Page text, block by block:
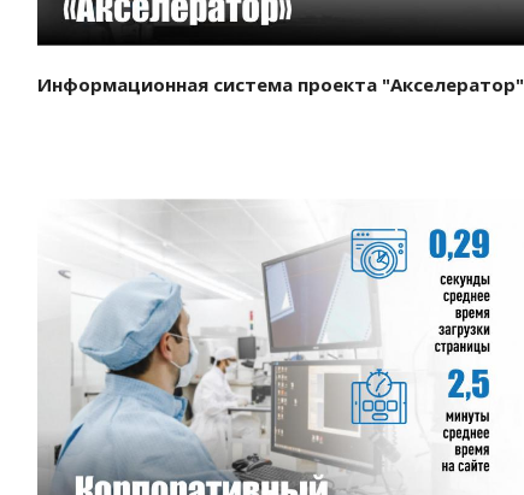
Информационная система проекта "Акселератор"
Смотреть проект